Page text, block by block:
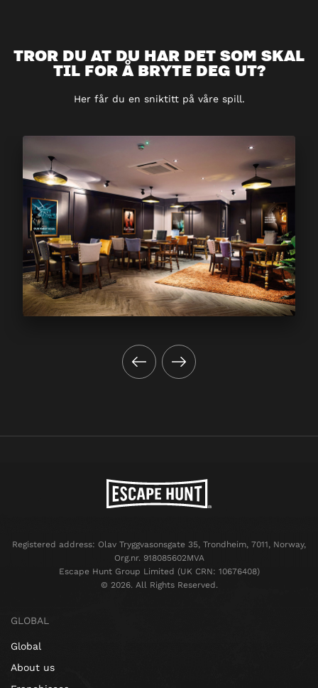
TROR DU AT DU HAR DET SOM SKAL
TIL FOR Å BRYTE DEG UT?
Her får du en sniktitt på våre spill.
Registered address: Olav Tryggvasonsgate 35, Trondheim, 7011, Norway,
Org.nr. 918085602MVA
Escape Hunt Group Limited (UK CRN: 10676408)
©️ 2026. All Rights Reserved.
GLOBAL
Global
About us